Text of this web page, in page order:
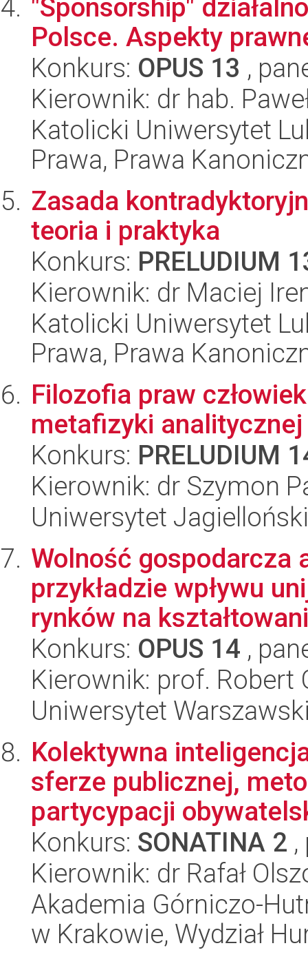
"Sponsorship"
Polsce. Aspekty
Konkurs: OPUS 13 ,
Kierownik: dr hab.
Katolicki Uniwersytet
Prawa, Prawa
Zasada
teoria i praktyka
Konkurs: PRELUDIUM
Kierownik: dr Maciej
Katolicki Uniwersytet
Prawa, Prawa
Filozofia praw
metafizyki analitycznej
Konkurs: PRELUDIUM
Kierownik: dr Szymon
Uniwersytet
Wolność gospodarcza
przykładzie wpływu
rynków na
Konkurs: OPUS 14 ,
Kierownik: prof. Robert
Uniwersytet
Kolektywna
sferze publicznej,
partycypacji
Konkurs: SONATINA 2
Kierownik: dr Rafał
Akademia Górniczo-
w Krakowie, Wydział